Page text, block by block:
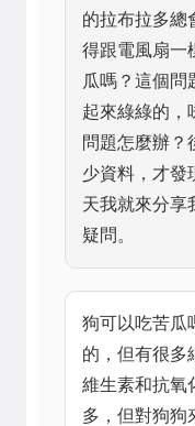
的拉布拉多總
得跟電風扇一
瓜嗎？這個問
起來綠綠的，
問題怎麼辦？
少資料，才發
天我就來分享
疑問。
狗可以吃苦瓜
的，但有很多
維生素和抗氧
多，但對狗狗